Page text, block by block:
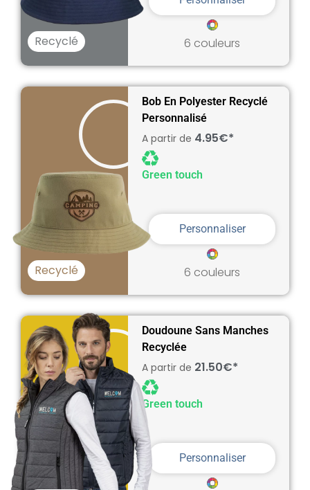
Recyclé 6 couleurs
Recyclé
Bob En Polyester Recyclé
Personnalisé
A partir de 4.95€*
Green touch
Personnaliser
6 couleurs
Doudoune Sans Manches
Recyclée
A partir de 21.50€*
Green touch
Personnaliser